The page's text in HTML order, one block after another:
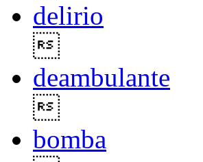
delirio
deambulante
bomba